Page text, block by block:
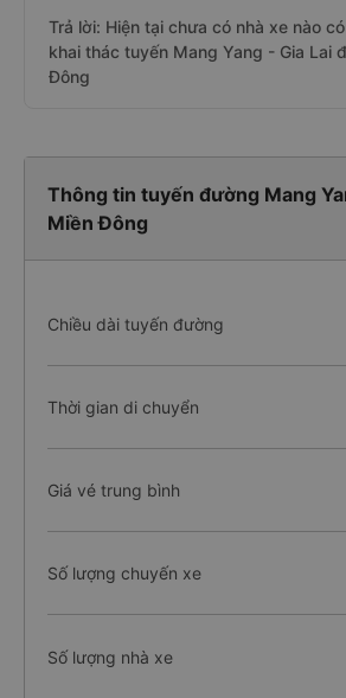
Trả lời: Hiện tại chưa có nhà xe nào
khai thác tuyến Mang Yang - Gia Lai
Đông
Thông tin tuyến đường Mang
Miền Đông
Chiều dài tuyến đường
Thời gian di chuyển
Giá vé trung bình
Số lượng chuyến xe
Số lượng nhà xe